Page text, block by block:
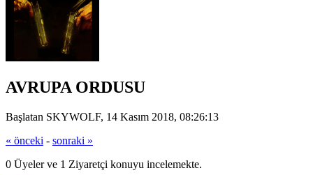
AVRUPA ORDUSU
Başlatan SKYWOLF, 14 Kasım 2018, 08:26:13
« önceki - sonraki »
0 Üyeler ve 1 Ziyaretçi konuyu incelemekte.